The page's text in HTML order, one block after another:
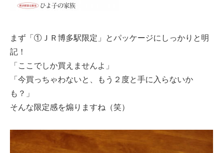
まず「①ＪＲ博多駅限定」とパッケージにしっかりと明
記！
「ここでしか買えませんよ」
「今買っちゃわないと、もう２度と手に入らないか
も？」
そんな限定感を煽りますね（笑）